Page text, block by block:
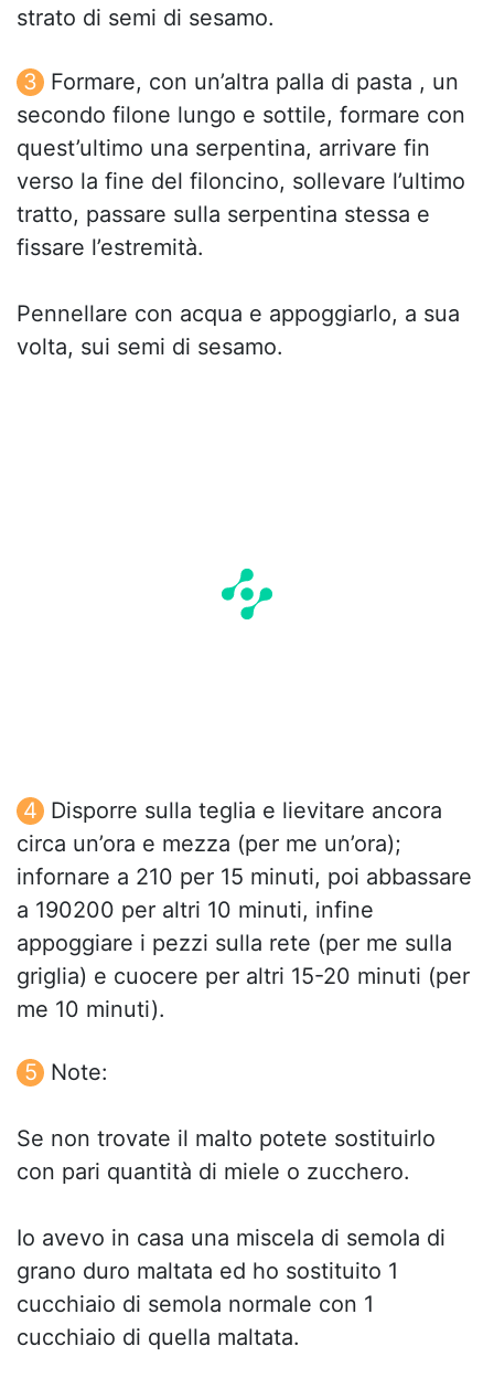
strato di semi di sesamo.
Formare, con un’altra palla di pasta , un
secondo filone lungo e sottile, formare con
quest’ultimo una serpentina, arrivare fin
verso la fine del filoncino, sollevare l’ultimo
tratto, passare sulla serpentina stessa e
fissare l’estremità.
Pennellare con acqua e appoggiarlo, a sua
volta, sui semi di sesamo.
Disporre sulla teglia e lievitare ancora
circa un’ora e mezza (per me un’ora);
infornare a 210 per 15 minuti, poi abbassare
a 190200 per altri 10 minuti, infine
appoggiare i pezzi sulla rete (per me sulla
griglia) e cuocere per altri 15-20 minuti (per
me 10 minuti).
Note:
Se non trovate il malto potete sostituirlo
con pari quantità di miele o zucchero.
Io avevo in casa una miscela di semola di
grano duro maltata ed ho sostituito 1
cucchiaio di semola normale con 1
cucchiaio di quella maltata.